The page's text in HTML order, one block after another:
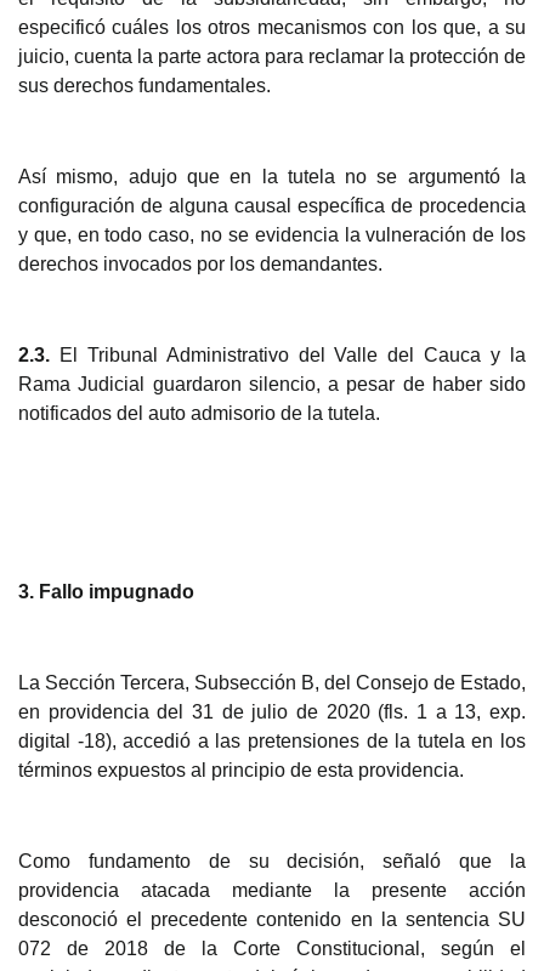
especificó cuáles los otros mecanismos con los que, a su
juicio, cuenta la parte actora para reclamar la protección de
sus derechos fundamentales.
Así mismo, adujo que en la tutela no se argumentó la
configuración de alguna causal específica de procedencia
y que, en todo caso, no se evidencia la vulneración de los
derechos invocados por los demandantes.
2.3. El Tribunal Administrativo del Valle del Cauca y la
Rama Judicial guardaron silencio, a pesar de haber sido
notificados del auto admisorio de la tutela.
3. Fallo impugnado
La Sección Tercera, Subsección B, del Consejo de Estado,
en providencia del 31 de julio de 2020 (fls. 1 a 13, exp.
digital -18), accedió a las pretensiones de la tutela en los
términos expuestos al principio de esta providencia.
Como fundamento de su decisión, señaló que la
providencia atacada mediante la presente acción
desconoció el precedente contenido en la sentencia SU
072 de 2018 de la Corte Constitucional, según el